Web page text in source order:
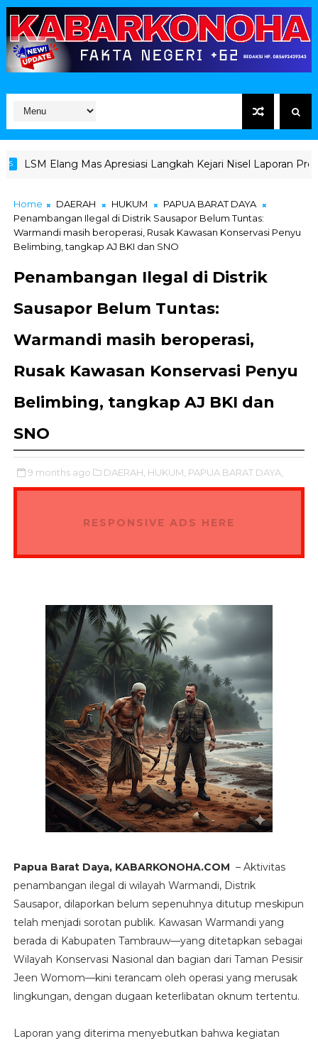
Elang Mas Apresiasi Langkah Kejari Nisel Laporan Proyek
Home DAERAH HUKUM
PAPUA BARAT DAYA
Penambangan Ilegal di Distrik Sausapor Belum Tuntas:
Warmandi masih beroperasi, Rusak Kawasan Konservasi Penyu
Belimbing, tangkap AJ BKI dan SNO
Penambangan Ilegal di Distrik
Sausapor Belum Tuntas:
Warmandi masih beroperasi,
Rusak Kawasan Konservasi Penyu
Belimbing, tangkap AJ BKI dan
SNO
9 months ago DAERAH, HUKUM, PAPUA BARAT DAYA,
RESPONSIVE ADS HERE
Papua Barat Daya, KABARKONOHA.COM – Aktivitas
penambangan ilegal di wilayah Warmandi, Distrik
Sausapor, dilaporkan belum sepenuhnya ditutup meskipun
telah menjadi sorotan publik. Kawasan Warmandi yang
berada di Kabupaten Tambrauw—yang ditetapkan sebagai
Wilayah Konservasi Nasional dan bagian dari Taman Pesisir
Jeen Womom—kini terancam oleh operasi yang merusak
lingkungan, dengan dugaan keterlibatan oknum tertentu.
Laporan yang diterima menyebutkan bahwa kegiatan